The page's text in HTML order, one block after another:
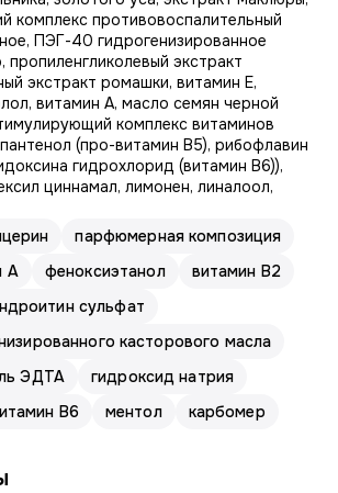
комплекс противовоспалительный
ПЭГ-40 гидрогенизированное
экстракт
экстракт ромашки, витамин Е,
витамин А, масло семян черной
комплекс витаминов
(про-витамин В5), рибофлавин
гидрохлорид (витамин В6)),
циннамал, лимонен, линалоол,
парфюмерная композиция
А феноксиэтанол
витамин В2
сульфат
касторового масла
ЭДТА
гидроксид натрия
В6 ментол
карбомер